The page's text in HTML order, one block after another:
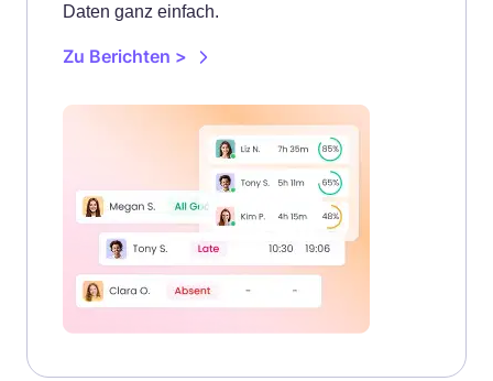
Daten ganz einfach.
Zu Berichten >